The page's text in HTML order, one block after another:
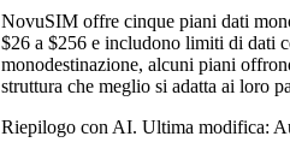
NovuSIM offre cinque piani dati
$26 a $256 e includono limiti di dati
monodestinazione, alcuni piani
struttura che meglio si adatta ai loro
Riepilogo con AI. Ultima modifica: